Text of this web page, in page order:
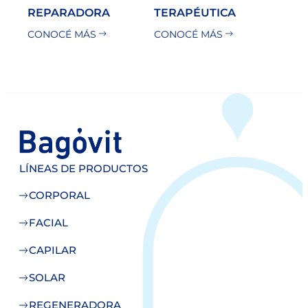
REPARADORA
CONOCÉ MÁS
TERAPÉUTICA
CONOCÉ MÁS
LÍNEAS DE PRODUCTOS
CORPORAL
FACIAL
CAPILAR
SOLAR
REGENERADORA